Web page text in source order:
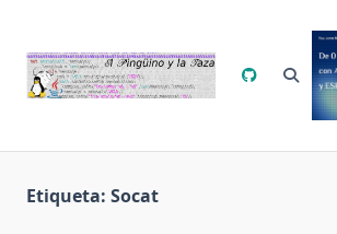
contenido
Etiqueta: Socat